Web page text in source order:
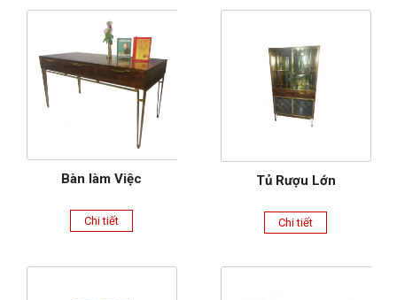
Bàn làm Việc
Chi tiết
Tủ Rượu Lớn
Chi tiết